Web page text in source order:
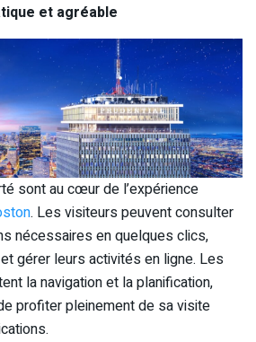
et agréable
sont au cœur de l’expérience
. Les visiteurs peuvent consulter
nécessaires en quelques clics,
gérer leurs activités en ligne. Les
la navigation et la planification,
profiter pleinement de sa visite